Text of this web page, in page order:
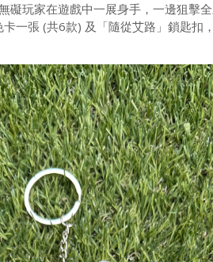
礙玩家在遊戲中一展身手，一邊狙擊
一張 (共6款) 及「隨從艾路」鎖匙扣